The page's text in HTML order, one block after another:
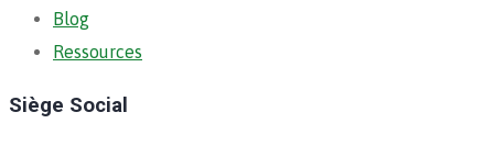
Blog
Ressources
Siège Social